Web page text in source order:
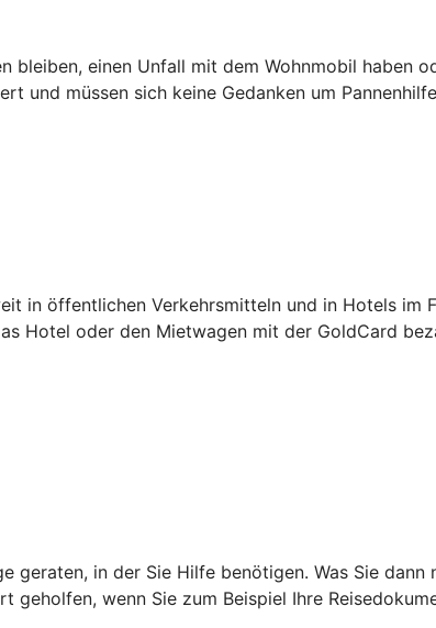
bleiben, einen Unfall mit dem Wohnmobil haben
und müssen sich keine Gedanken um
in öffentlichen Verkehrsmitteln und in Hotels im
Hotel oder den Mietwagen mit der GoldCard
geraten, in der Sie Hilfe benötigen. Was Sie
geholfen, wenn Sie zum Beispiel Ihre